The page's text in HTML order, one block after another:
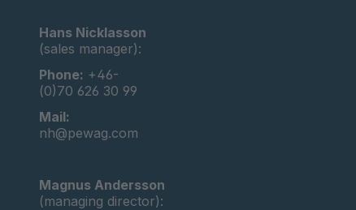
Hans Nicklasson
(sales manager):
Phone: +46-
(0)70 626 30 99
Mail:
nh@pewag.com
Magnus Andersson
(managing director):